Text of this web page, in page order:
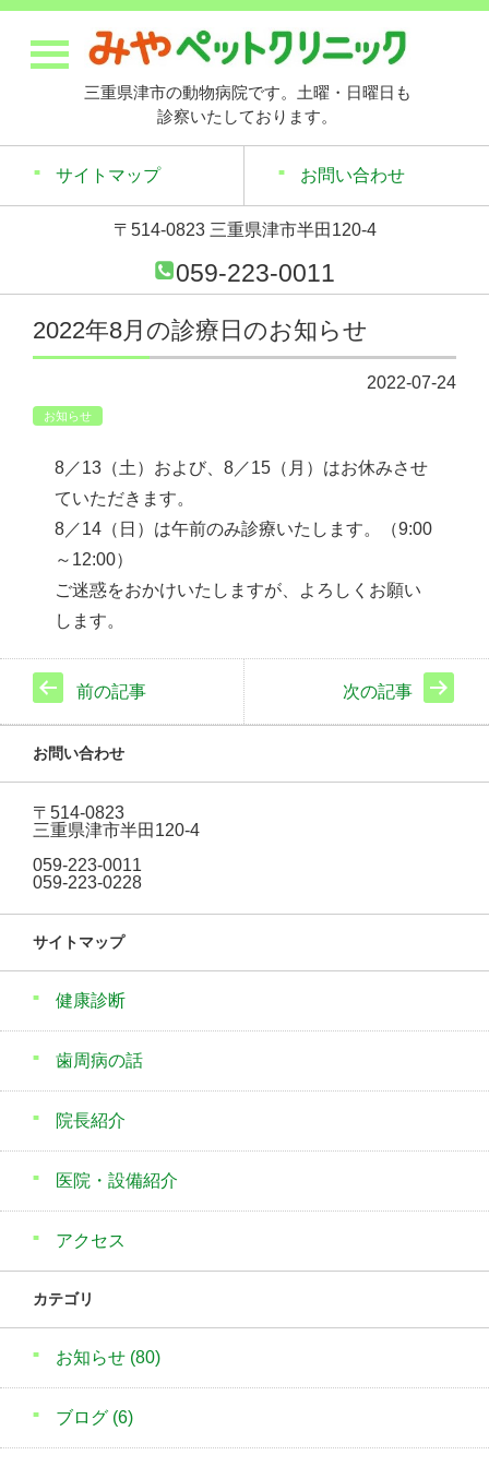
三重県津市の動物病院です。土曜・日曜日も
診察いたしております。
サイトマップ お問い合わせ
〒514-0823 三重県津市半田120-4
059-223-0011
2022年8月の診療日のお知らせ
2022-07-24
お知らせ
8／13（土）および、8／15（月）はお休みさせ
ていただきます。
8／14（日）は午前のみ診療いたします。（9:00
～12:00）
ご迷惑をおかけいたしますが、よろしくお願い
します。
前の記事 次の記事
お問い合わせ
〒514-0823
三重県津市半田120-4
059-223-0011
059-223-0228
サイトマップ
健康診断
歯周病の話
院長紹介
医院・設備紹介
アクセス
カテゴリ
お知らせ (80)
ブログ (6)